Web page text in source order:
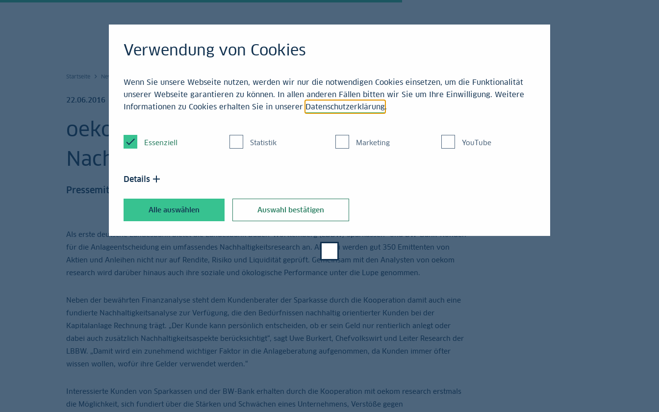
Startseite News und Service
22.06.2016
oekom research und LBBW bieten
Nachhaltigkeitsresearch für Kunden an
Pressemitteilung
Als erste deutsche Landesbank bietet die Landesbank Baden-Württemberg (LBBW) Sparkassen- und BW-Bank-Kunden
für die Anlageentscheidung ein umfassendes Nachhaltigkeitsresearch an. Ab Juni werden gut 350 Emittenten von
Aktien und Anleihen nicht nur auf Rendite, Risiko und Liquidität geprüft. Gemeinsam mit den Analysten von oekom
research wird darüber hinaus auch ihre soziale und ökologische Performance unter die Lupe genommen.
Neben der bewährten Finanzanalyse steht dem Kundenberater der Sparkasse durch die Kooperation damit auch eine
fundierte Nachhaltigkeitsanalyse zur Verfügung, die den Bedürfnissen nachhaltig orientierter Kunden bei der
Kapitalanlage Rechnung trägt. „Der Kunde kann persönlich entscheiden, ob er sein Geld nur rentierlich anlegt oder
dabei auch zusätzlich Nachhaltigkeitsaspekte berücksichtigt“, sagt Uwe Burkert, Chefvolkswirt und Leiter Research der
LBBW. „Damit wird ein zunehmend wichtiger Faktor in die Anlageberatung aufgenommen, da Kunden immer öfter
wissen wollen, wofür ihre Gelder verwendet werden.“
Interessierte Kunden von Sparkassen und der BW-Bank erhalten durch die Kooperation mit oekom research erstmals
die Möglichkeit, sich fundiert über die Stärken und Schwächen eines Unternehmens, Verstöße gegen
Verwendung von Cookies
Wenn Sie unsere Webseite nutzen, werden wir nur die notwendigen Cookies einsetzen, um die Funktionalität
unserer Webseite garantieren zu können. In allen anderen Fällen bitten wir Sie um Ihre Einwilligung. Weitere
Informationen zu Cookies erhalten Sie in unserer Datenschutzerklärung.
Essenziell Statistik Marketing YouTube
Details
Alle auswählen Auswahl bestätigen